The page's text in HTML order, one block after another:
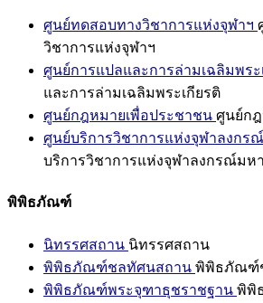
ศูนย์ทดสอบทางวิชาการแห่งจุฬาฯ
วิชาการแห่งจุฬาฯ
ศูนย์การแปลและการล่ามเฉลิมพระ
และการล่ามเฉลิมพระเกียรติ
ศูนย์กฎหมายเพื่อประชาชน ศูนย์ก
ศูนย์บริการวิชาการแห่งจุฬาลงกร
บริการวิชาการแห่งจุฬาลงกรณ์มห
พิพิธภัณฑ์
นิทรรศสถาน นิทรรศสถาน
พิพิธภัณฑ์ชลทัศนสถาน พิพิธภัณฑ์
พิพิธภัณฑ์พระจุฑาธุชราชฐาน พิพิ